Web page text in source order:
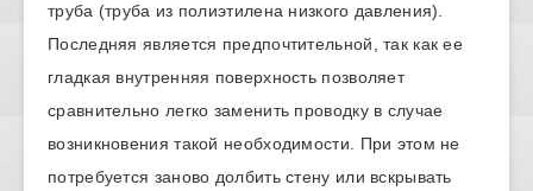
труба (труба из полиэтилена низкого давления).
Последняя является предпочтительной, так как ее
гладкая внутренняя поверхность позволяет
сравнительно легко заменить проводку в случае
возникновения такой необходимости. При этом не
потребуется заново долбить стену или вскрывать